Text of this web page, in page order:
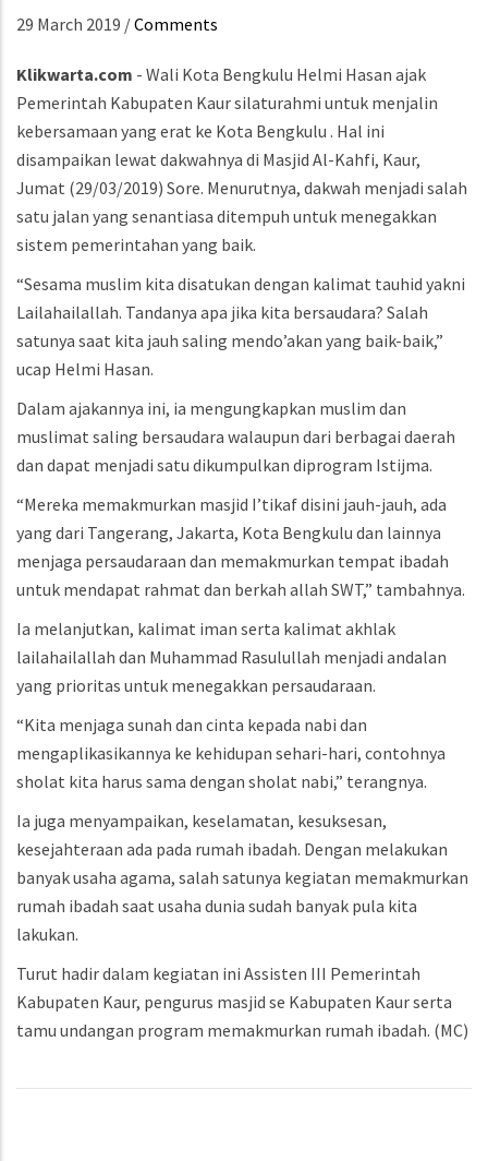
29 March 2019 /Comments
Klikwarta.com - Wali Kota Bengkulu Helmi Hasan ajak
Pemerintah Kabupaten Kaur silaturahmi untuk menjalin
kebersamaan yang erat ke Kota Bengkulu . Hal ini
disampaikan lewat dakwahnya di Masjid Al-Kahfi, Kaur,
Jumat (29/03/2019) Sore. Menurutnya, dakwah menjadi salah
satu jalan yang senantiasa ditempuh untuk menegakkan
sistem pemerintahan yang baik.
“Sesama muslim kita disatukan dengan kalimat tauhid yakni
Lailahailallah. Tandanya apa jika kita bersaudara? Salah
satunya saat kita jauh saling mendo’akan yang baik-baik,”
ucap Helmi Hasan.
Dalam ajakannya ini, ia mengungkapkan muslim dan
muslimat saling bersaudara walaupun dari berbagai daerah
dan dapat menjadi satu dikumpulkan diprogram Istijma.
“Mereka memakmurkan masjid I’tikaf disini jauh-jauh, ada
yang dari Tangerang, Jakarta, Kota Bengkulu dan lainnya
menjaga persaudaraan dan memakmurkan tempat ibadah
untuk mendapat rahmat dan berkah allah SWT,” tambahnya.
Ia melanjutkan, kalimat iman serta kalimat akhlak
lailahailallah dan Muhammad Rasulullah menjadi andalan
yang prioritas untuk menegakkan persaudaraan.
“Kita menjaga sunah dan cinta kepada nabi dan
mengaplikasikannya ke kehidupan sehari-hari, contohnya
sholat kita harus sama dengan sholat nabi,” terangnya.
Ia juga menyampaikan, keselamatan, kesuksesan,
kesejahteraan ada pada rumah ibadah. Dengan melakukan
banyak usaha agama, salah satunya kegiatan memakmurkan
rumah ibadah saat usaha dunia sudah banyak pula kita
lakukan.
Turut hadir dalam kegiatan ini Assisten III Pemerintah
Kabupaten Kaur, pengurus masjid se Kabupaten Kaur serta
tamu undangan program memakmurkan rumah ibadah. (MC)